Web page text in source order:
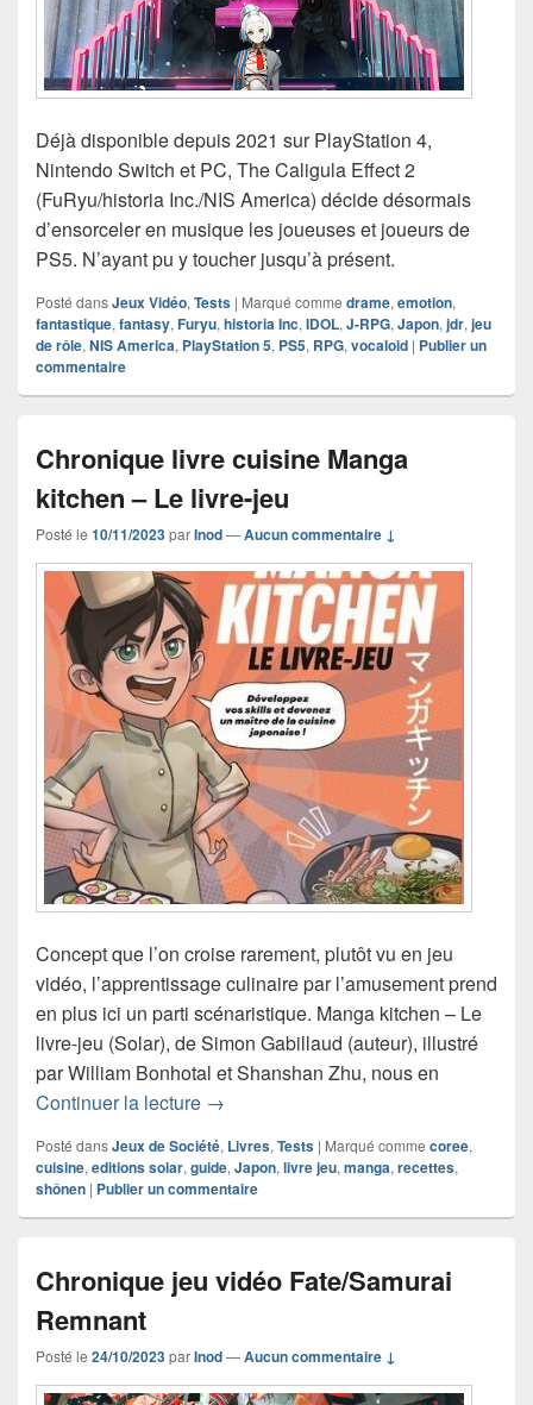
Déjà disponible depuis 2021 sur PlayStation 4,
Nintendo Switch et PC, The Caligula Effect 2
(FuRyu/historia Inc./NIS America) décide désormais
d’ensorceler en musique les joueuses et joueurs de
PS5. N’ayant pu y toucher jusqu’à présent.
Posté dansJeux Vidéo, Tests | Marqué comme drame, emotion,
fantastique, fantasy, Furyu, historia Inc, IDOL, J-RPG, Japon, jdr, jeu
de rôle, NIS America, PlayStation 5, PS5, RPG, vocaloid | Publier un
commentaire
Chronique livre cuisine Manga
kitchen – Le livre-jeu
Posté le 10/11/2023parInod—Aucun commentaire ↓
Concept que l’on croise rarement, plutôt vu en jeu
vidéo, l’apprentissage culinaire par l’amusement prend
en plus ici un parti scénaristique. Manga kitchen – Le
livre-jeu (Solar), de Simon Gabillaud (auteur), illustré
par William Bonhotal et Shanshan Zhu, nous en
Continuer la lecture Chronique livre cuisine Manga
→
Posté dansJeux de Société, Livres, Tests | Marqué comme coree,
cuisine, editions solar, guide, Japon, livre jeu, manga, recettes,
shônen | Publier un commentaire
Chronique jeu vidéo Fate/Samurai
Remnant
Posté le 24/10/2023parInod—Aucun commentaire ↓